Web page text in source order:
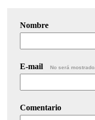
Nombre
E-mail No será mostrado.
Comentario